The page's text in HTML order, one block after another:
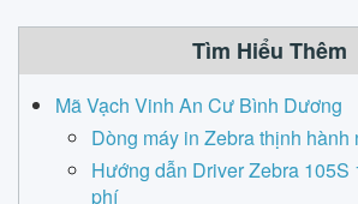
Tìm Hiểu Thêm
Mã Vạch Vinh An Cư Bình Dương
Dòng máy in Zebra thịnh hành
Hướng dẫn Driver Zebra 105S
phí